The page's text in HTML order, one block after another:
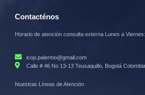
Contacténos
Horario de atención consulta externa Lunes a
icop.palermo@gmail.com
Calle # 46 No 13-13 Teusaquillo, Bogotá Colombia.
Nuestras Líneas de Atención